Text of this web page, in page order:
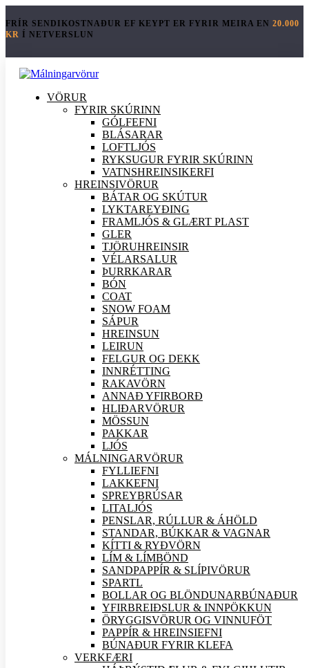
FRÍR SENDIKOSTNAÐUR EF KEYPT ER FYRIR MEIRA EN 20.000
KR Í NETVERSLUN
VÖRUR
FYRIR SKÚRINN
GÓLFEFNI
BLÁSARAR
LOFTLJÓS
RYKSUGUR FYRIR SKÚRINN
VATNSHREINSIKERFI
HREINSIVÖRUR
BÁTAR OG SKÚTUR
LYKTAREYÐING
FRAMLJÓS & GLÆRT PLAST
GLER
TJÖRUHREINSIR
VÉLARSALUR
ÞURRKARAR
BÓN
COAT
SNOW FOAM
SÁPUR
HREINSUN
LEIRUN
FELGUR OG DEKK
INNRÉTTING
RAKAVÖRN
ANNAÐ YFIRBORÐ
HLIÐARVÖRUR
MÖSSUN
PAKKAR
LJÓS
MÁLNINGARVÖRUR
FYLLIEFNI
LAKKEFNI
SPREYBRÚSAR
LITALJÓS
PENSLAR, RÚLLUR & ÁHÖLD
STANDAR, BÚKKAR & VAGNAR
KÍTTI & RYÐVÖRN
LÍM & LÍMBÖND
SANDPAPPÍR & SLÍPIVÖRUR
SPARTL
BOLLAR OG BLÖNDUNARBÚNAÐUR
YFIRBREIÐSLUR & INNPÖKKUN
ÖRYGGISVÖRUR OG VINNUFÖT
PAPPÍR & HREINSIEFNI
BÚNAÐUR FYRIR KLEFA
VERKFÆRI